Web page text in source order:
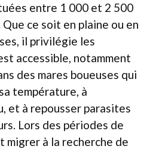
entre 1 000 et 2 500
ce soit en plaine ou en
il privilégie les
accessible, notamment
des mares boueuses qui
température, à
et à repousser parasites
Lors des périodes de
migrer à la recherche de